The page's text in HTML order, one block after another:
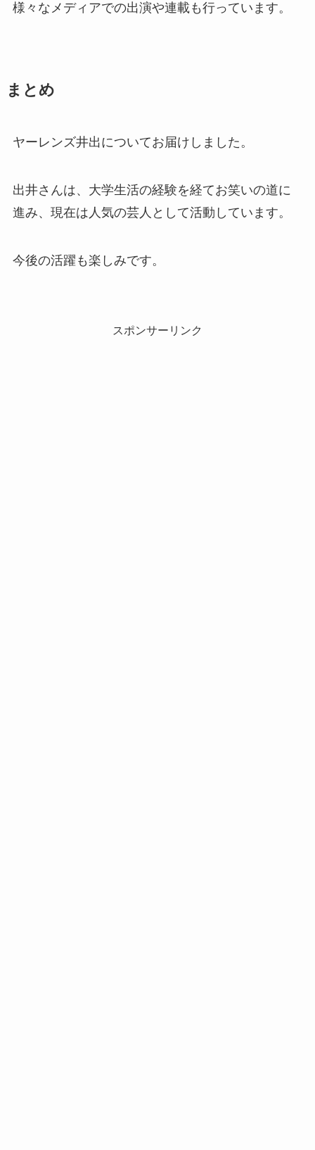
様々なメディアでの出演や連載も行っています。
まとめ
ヤーレンズ井出についてお届けしました。
出井さんは、大学生活の経験を経てお笑いの道に
進み、現在は人気の芸人として活動しています。
今後の活躍も楽しみです。
スポンサーリンク